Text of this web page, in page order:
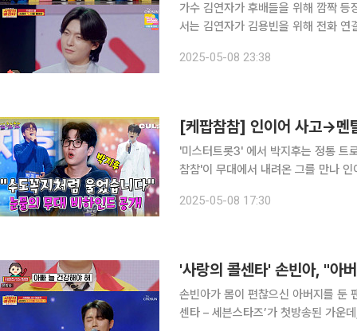
가수 김연자가 후배들을 위해 깜짝 등장했다. 8일 방송된 TV조선 ‘사랑의 콜센타
서는 김연자가 김용빈을 위해 전화 연결부터
2025-05-08 23:38
'미스터트롯3' 에서 박지후는 정통 트로
참참'이 무대에서 내려온 그를 만나
악평론가■ 출연 : 박지후 가수
2025-05-08 17:30
손빈아가 몸이 편찮으신 아버지를 둔 팬의 사연에 눈
센타 – 세븐스타즈’가 첫방송된 가운